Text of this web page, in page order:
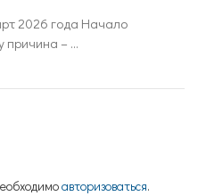
2026 года Начало
– ...
авторизоваться.